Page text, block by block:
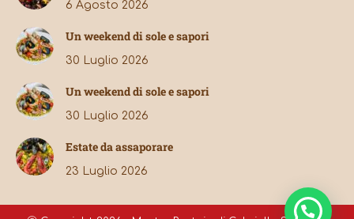
6 Agosto 2026
Un weekend di sole e sapori
30 Luglio 2026
Un weekend di sole e sapori
30 Luglio 2026
Estate da assaporare
23 Luglio 2026